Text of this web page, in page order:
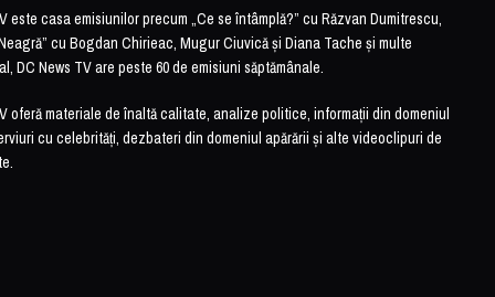
este casa emisiunilor precum „Ce se întâmplă?” cu Răzvan Dumitrescu,
cu Bogdan Chirieac, Mugur Ciuvică și Diana Tache și multe
DC News TV are peste 60 de emisiuni săptămânale.
oferă materiale de înaltă calitate, analize politice, informații din domeniul
cu celebrități, dezbateri din domeniul apărării și alte videoclipuri de